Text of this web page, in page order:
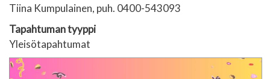
Tiina Kumpulainen, puh. 0400-543093
Tapahtuman tyyppi
Yleisötapahtumat